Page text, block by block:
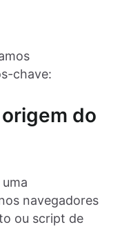
chave:
do
navegadores
ou script de